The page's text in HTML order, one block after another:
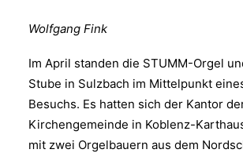
Wolfgang Fink
Im April standen die STUMM-Orgel
Stube in Sulzbach im Mittelpunkt
Besuchs. Es hatten sich der Kantor
Kirchengemeinde in Koblenz-
mit zwei Orgelbauern aus dem